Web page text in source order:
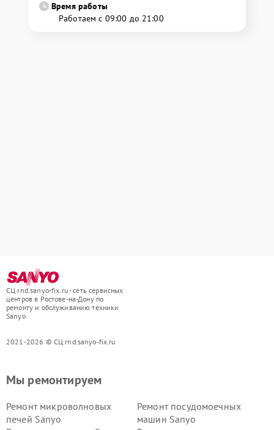
Время работы
Работаем с 09:00 до 21:00
СЦ rnd.sanyo-fix.ru - сеть сервисных
центров в Ростове-на-Дону по
ремонту и обслуживанию техники
Sanyo
2021-2026 © СЦ rnd.sanyo-fix.ru
Мы ремонтируем
Ремонт микроволновых
печей Sanyo
Ремонт посудомоечных
машин Sanyo